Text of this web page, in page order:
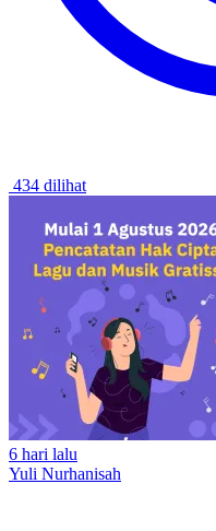
434 dilihat
6 hari lalu
Yuli Nurhanisah